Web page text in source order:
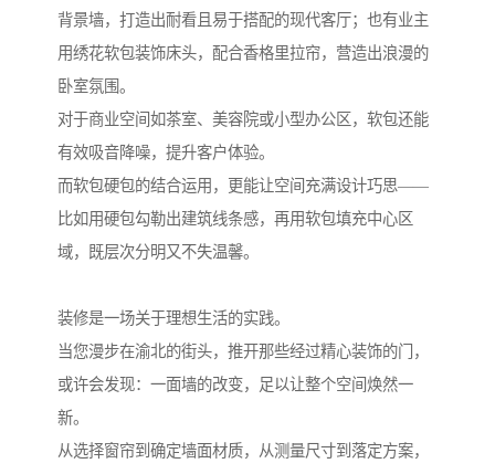
背景墙，打造出耐看且易于搭配的现代客厅；也有业主
用绣花软包装饰床头，配合香格里拉帘，营造出浪漫的
卧室氛围。
对于商业空间如茶室、美容院或小型办公区，软包还能
有效吸音降噪，提升客户体验。
而软包硬包的结合运用，更能让空间充满设计巧思——
比如用硬包勾勒出建筑线条感，再用软包填充中心区
域，既层次分明又不失温馨。
装修是一场关于理想生活的实践。
当您漫步在渝北的街头，推开那些经过精心装饰的门，
或许会发现：一面墙的改变，足以让整个空间焕然一
新。
从选择窗帘到确定墙面材质，从测量尺寸到落定方案，